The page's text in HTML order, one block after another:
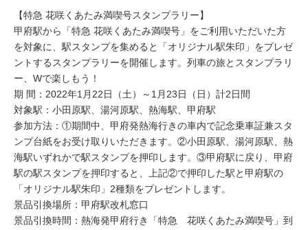
【特急 花咲くあたみ満喫号スタンプラリー】
甲府駅から「特急 花咲くあたみ満喫号」をご利用いただいた方
を対象に、駅スタンプを集めると「オリジナル駅朱印」をプレゼ
ントするスタンプラリーを開催します。列車の旅とスタンプラリ
ー、Wで楽しもう！
期 間：2022年1月22日（土）～1月23日（日）計2日間
対象駅：小田原駅、湯河原駅、熱海駅、甲府駅
参加方法：①期間中、甲府発熱海行きの車内で記念乗車証兼スタ
ンプ台紙をお受け取りいただきます。②小田原駅、湯河原駅、熱
海駅いずれかで駅スタンプを押印します。③甲府駅に戻り、甲府
駅の駅スタンプを押印すると、上記②で押印した駅と甲府駅の
「オリジナル駅朱印」2種類をプレゼントします。
景品引換場所：甲府駅改札窓口
景品引換時間：熱海発甲府行き「特急 花咲くあたみ満喫号」到